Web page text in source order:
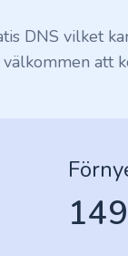
DNS vilket
att